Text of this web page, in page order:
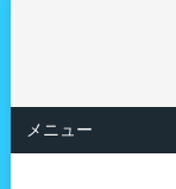
メニュー